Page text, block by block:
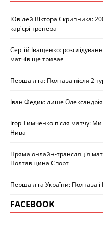
Ювілей Віктора Скрипника:
кар'єрі тренера
Сергій Іващенко:
матчів ще триває
Перша ліга: Полтава після 2
Іван Федик: лише
Ігор Тимченко після матчу:
Нива
Пряма онлайн-трансляція
Полтавщина Спорт
Перша ліга України: Полтава
FACEBOOK